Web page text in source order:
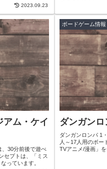
2023.09.23
アム・ケイ
、30分前後で遊べ
セプトは、「ミス
っています。
ボードゲーム情報
ダンガン
ダンガンロンパ 1
人～17人用のボー
TVアニメ/漫画」